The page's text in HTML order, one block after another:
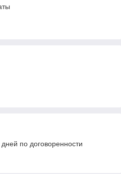
по договоренности